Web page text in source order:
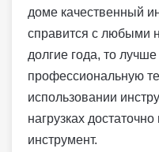
доме качественный
справится с любыми
долгие года, то
профессиональную
использовании
нагрузках
инструмент.